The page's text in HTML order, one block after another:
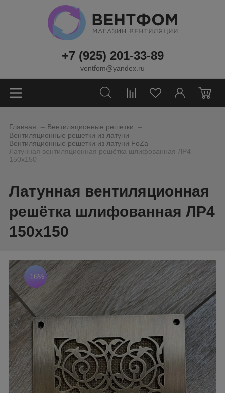
+7 (925) 201-33-89
ventfom@yandex.ru
0
Главная Вентиляционные решетки
Вентиляционные решетки из латуни _
Вентиляционные решетки из латуни FoZa
Латунная вентиляционная решётка шлифованная ЛР4
150х150
Латунная вентиляционная
решётка шлифованная ЛР4
150х150
-16%